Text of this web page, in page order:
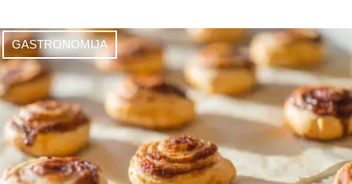
GASTRONOMIJA